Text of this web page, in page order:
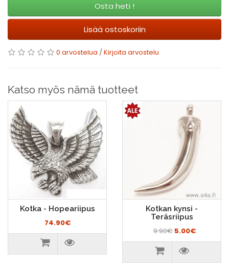
Osta heti !
Lisää ostoskoriin
0 arvostelua /Kirjoita arvostelu
Katso myös nämä tuotteet
Kotka - Hopeariipus
74.90€
Kotkan kynsi -
Teräsriipus
9.90€ 5.00€